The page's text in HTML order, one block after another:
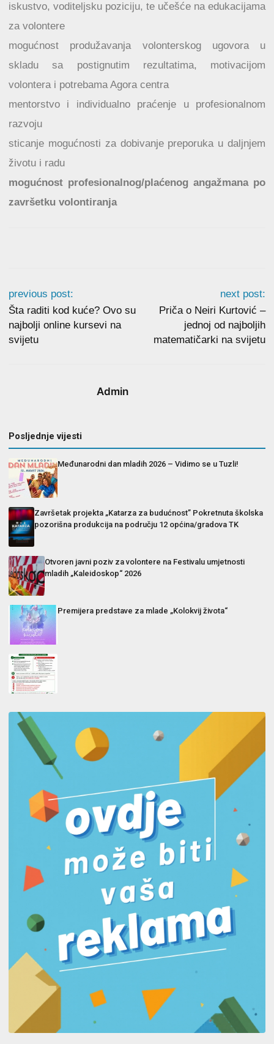
iskustvo, voditeljsku poziciju, te učešće na edukacijama
za volontere
mogućnost produžavanja volonterskog ugovora u
skladu sa postignutim rezultatima, motivacijom
volontera i potrebama Agora centra
mentorstvo i individualno praćenje u profesionalnom
razvoju
sticanje mogućnosti za dobivanje preporuka u daljnjem
životu i radu
mogućnost profesionalnog/plaćenog angažmana po
završetku volontiranja
previous post:
Šta raditi kod kuće? Ovo su
najbolji online kursevi na
svijetu
next post:
Priča o Neiri Kurtović –
jednoj od najboljih
matematičarki na svijetu
Admin
Posljednje vijesti
Međunarodni dan mladih 2026 – Vidimo se u Tuzli!
Završetak projekta „Katarza za budućnost” Pokretnuta školska
pozorišna produkcija na području 12 općina/gradova TK
Otvoren javni poziv za volontere na Festivalu umjetnosti
mladih „Kaleidoskop“ 2026
Premijera predstave za mlade „Kolokvij života“